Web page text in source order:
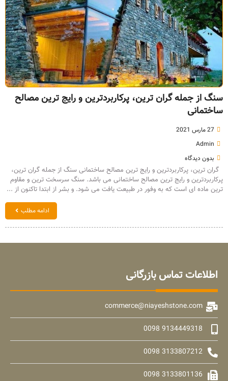
سنگ از جمله گران ترین، پرکاربردترین و رایج ترین مصالح
ساختمانی
27 مارس 2021
Admin
بدون دیدگاه
گران ترین، پرکاربردترین و رایج ترین مصالح ساختمانی سنگ از جمله گران ترین،
پرکاربردترین و رایج ترین مصالح ساختمانی می باشد. سنگ سرسخت ترین و مقاوم
ترین ماده ای است که به وفور در طبیعت یافت می شود. و بشر از ابتدا تاکنون از ...
ادامه مطلب
اطلاعات تماس بازرگانی
commerce@niayeshstone.com
9134449318 0098
3133807212 0098
3133801136 0098